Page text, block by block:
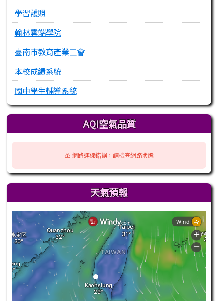
學習護照
翰林雲端學院
臺南市教育產業工會
本校成績系統
國中學生輔導系統
AQI空氣品質
⚠️ 網路連線錯誤，請檢查網路狀態
天氣預報